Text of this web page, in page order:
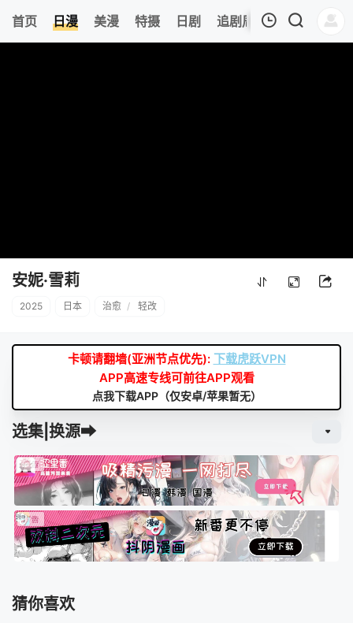
首页 日漫 美漫 特摄 日剧 追剧周表 今日更新
安妮·雪莉
2025 日本 治愈 / 轻改
卡顿请翻墙(亚洲节点优先): 下载虎跃VPN
APP高速专线可前往APP观看
点我下载APP（仅安卓/苹果暂无）
选集|换源➡
猜你喜欢